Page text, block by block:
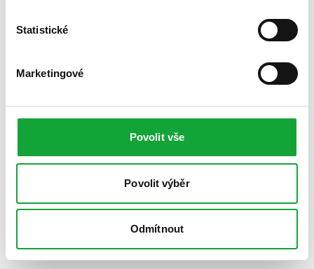
Statistické
Marketingové
Povolit vše
Povolit výběr
Odmítnout